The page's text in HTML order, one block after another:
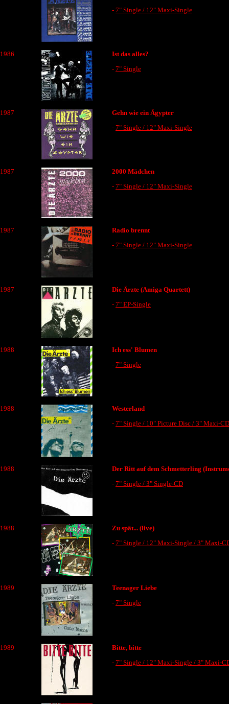
- 7" Single / 12" Maxi-Single
1986
Ist das alles?
- 7" Single
1987
Gehn wie ein Ägypter
- 7" Single / 12" Maxi-Single
1987
2000 Mädchen
- 7" Single / 12" Maxi-Single
1987
Radio brennt
- 7" Single / 12" Maxi-Single
1987
Die Ärzte (Amiga Quartett)
- 7" EP-Single
1988
Ich ess' Blumen
- 7" Single
1988
Westerland
- 7" Single / 10" Picture Disc / 3" Maxi-
1988
Der Ritt auf dem Schmetterling
- 7" Single / 3" Single-CD
1988
Zu spät... (live)
- 7" Single / 12" Maxi-Single / 3" Maxi-
1989
Teenager Liebe
- 7" Single
1989
Bitte, bitte
- 7" Single / 12" Maxi-Single / 3" Maxi-